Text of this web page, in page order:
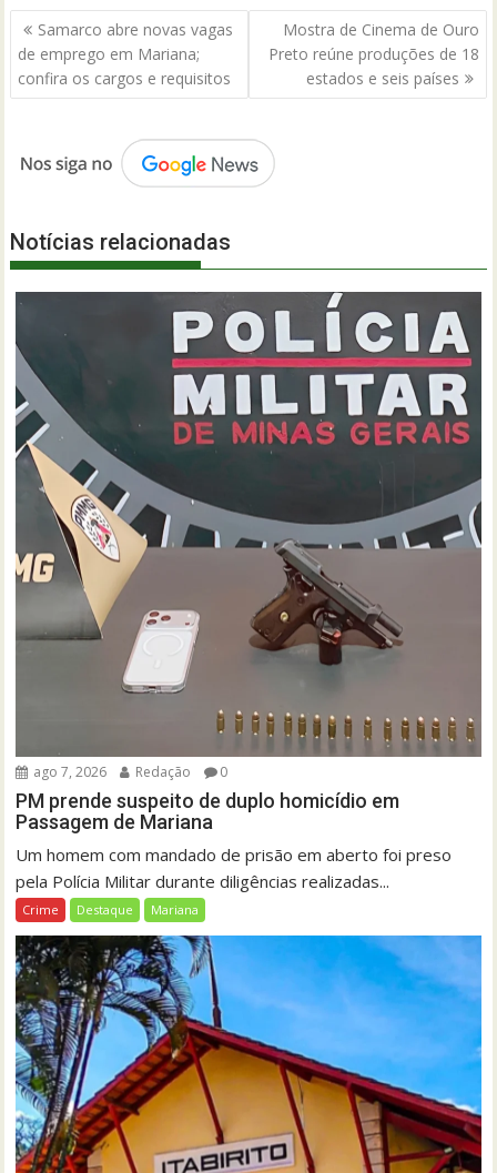
Navegação
de
Post
Samarco abre novas vagas
de emprego em Mariana;
confira os cargos e requisitos
Mostra de Cinema de Ouro
Preto reúne produções de 18
estados e seis países
Notícias relacionadas
ago 7, 2026 Redação 0
PM prende suspeito de duplo homicídio em
Passagem de Mariana
Um homem com mandado de prisão em aberto foi preso
pela Polícia Militar durante diligências realizadas...
Crime Destaque Mariana